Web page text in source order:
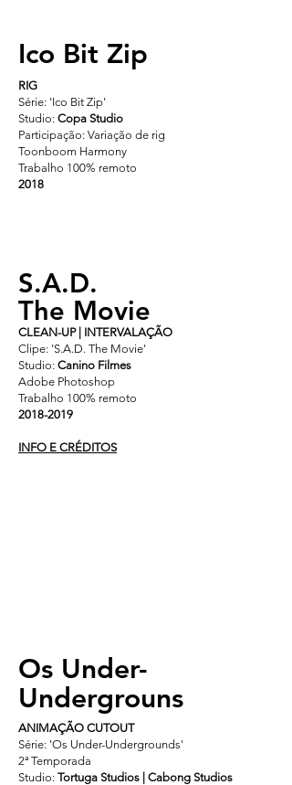
Ico Bit Zip
RIG
Série: 'Ico Bit Zip'
Studio: Copa Studio
Participação: Variação de rig
Toonboom Harmony
Trabalho 100% remoto
2018
S.A.D.
The Movie
CLEAN-UP | INTERVALAÇÃO
Clipe: 'S.A.D. The Movie'
Studio: Canino Filmes
Adobe Photoshop
Trabalho 100% remoto
2018-2019
INFO E CRÉDITOS
Os Under-
Undergrouns
ANIMAÇÃO CUTOUT
Série: 'Os Under-Undergrounds'
2ª Temporada
Studio: Tortuga Studios | Cabong Studios